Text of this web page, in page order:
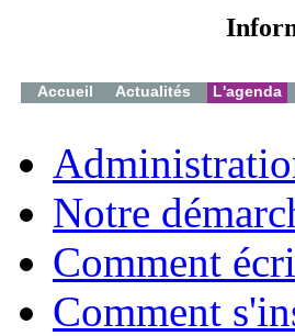
Accueil Actualités L'agenda
Notre
Comment
Comment